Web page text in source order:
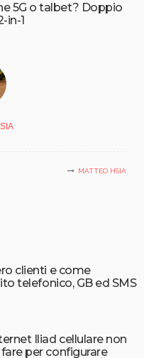
5G o talbet? Doppio
in-1
MATTEO HSIA
clienti e come
telefonico, GB ed SMS
Iliad cellulare non
per configurare